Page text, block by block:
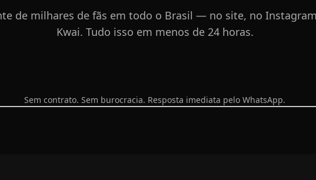
de milhares de fãs em todo o Brasil — no site, no
Kwai. Tudo isso em menos de 24 horas.
Sem contrato. Sem burocracia. Resposta imediata pelo WhatsApp.